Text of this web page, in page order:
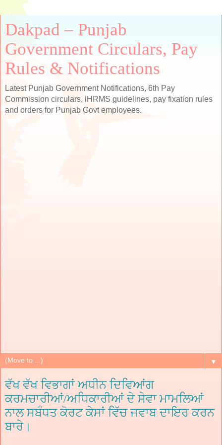
Dakpad – Punjab
Government Circulars, Pay
Rules & Notifications
Latest Punjab Government Notifications, 6th Pay
Commission circulars, iHRMS guidelines, pay fixation rules
and orders for Punjab Govt employees.
▼
ਵੱਖ ਵੱਖ ਵਿਭਾਗਾਂ ਅਧੀਨ ਦਿਵਿਆਂਗ
ਕਰਮਚਾਰੀਆਂ/ਅਧਿਕਾਰੀਆਂ ਦੇ ਸੇਵਾ ਮਾਮਲਿਆਂ
ਨਾਲ ਸਬੰਧਤ ਕੋਰਟ ਕੇਸਾਂ ਵਿੱਚ ਜਵਾਬ ਦਾਇਰ ਕਰਨ
ਬਾਰੇ।